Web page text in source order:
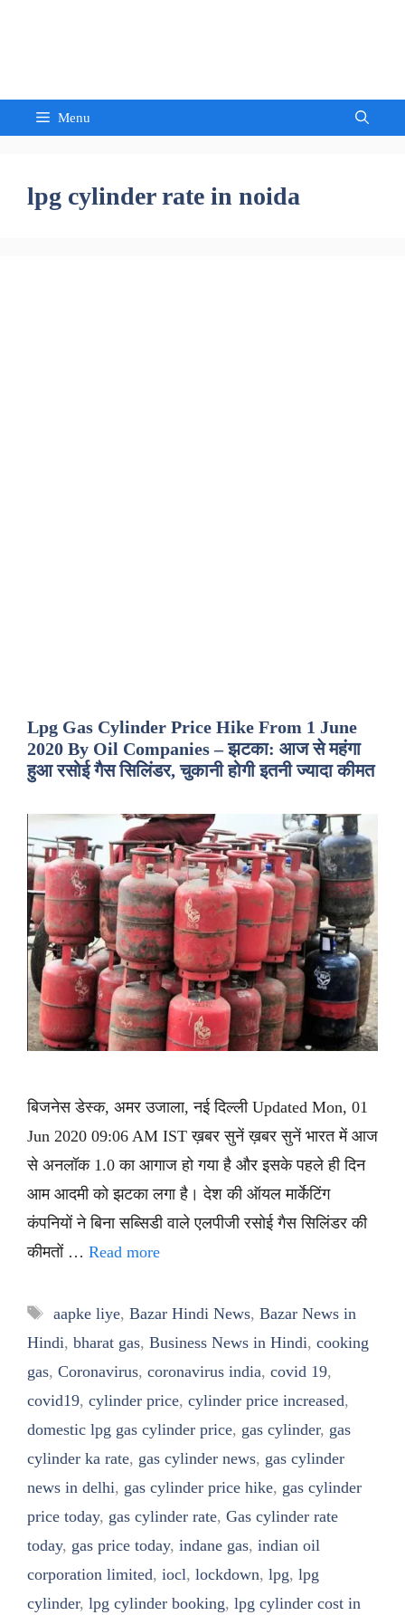
Menu
lpg cylinder rate in noida
Lpg Gas Cylinder Price Hike From 1 June
2020 By Oil Companies – झटका: आज से महंगा
हुआ रसोई गैस सिलिंडर, चुकानी होगी इतनी ज्यादा कीमत
बिजनेस डेस्क, अमर उजाला, नई दिल्ली Updated Mon, 01
Jun 2020 09:06 AM IST ख़बर सुनें ख़बर सुनें भारत में आज
से अनलॉक 1.0 का आगाज हो गया है और इसके पहले ही दिन
आम आदमी को झटका लगा है। देश की ऑयल मार्केटिंग
कंपनियों ने बिना सब्सिडी वाले एलपीजी रसोई गैस सिलिंडर की
कीमतों … Read more
Tags
aapke liye, Bazar Hindi News, Bazar News in
Hindi, bharat gas, Business News in Hindi, cooking
gas, Coronavirus, coronavirus india, covid 19,
covid19, cylinder price, cylinder price increased,
domestic lpg gas cylinder price, gas cylinder, gas
cylinder ka rate, gas cylinder news, gas cylinder
news in delhi, gas cylinder price hike, gas cylinder
price today, gas cylinder rate, Gas cylinder rate
today, gas price today, indane gas, indian oil
corporation limited, iocl, lockdown, lpg, lpg
cylinder, lpg cylinder booking, lpg cylinder cost in